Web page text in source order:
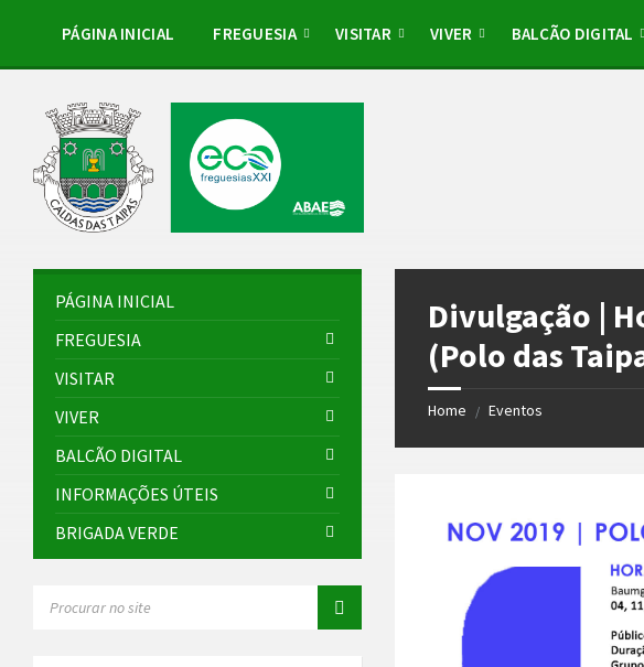
sidebar
PÁGINA INICIAL FREGUESIA VISITAR VIVER BALCÃO DIGITAL
Divulgação |
(Polo das
Home / Eventos
PÁGINA INICIAL
FREGUESIA
VISITAR
VIVER
BALCÃO DIGITAL
INFORMAÇÕES ÚTEIS
BRIGADA VERDE